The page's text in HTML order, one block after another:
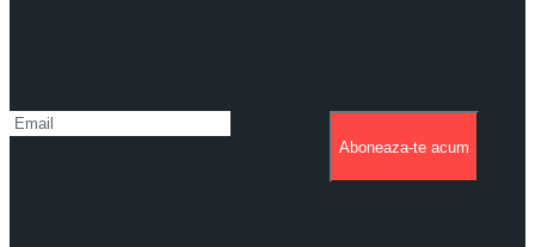
Aboneaza-te acum